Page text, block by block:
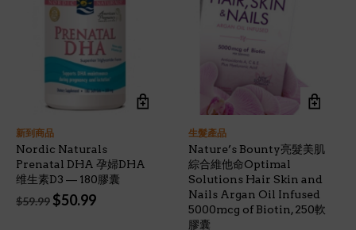
新到商品
Nordic Naturals
Prenatal DHA 孕婦DHA
维生素D3 — 180膠囊
$59.99 Original
$50.99Current
生髮產品
Nature’s Bounty亮髮美肌
綜合維他命Optimal
Solutions Hair Skin and
Nails Argan Oil Infused
5000mcg of Biotin, 250軟
膠囊